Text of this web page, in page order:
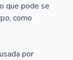
que pode se
como
por